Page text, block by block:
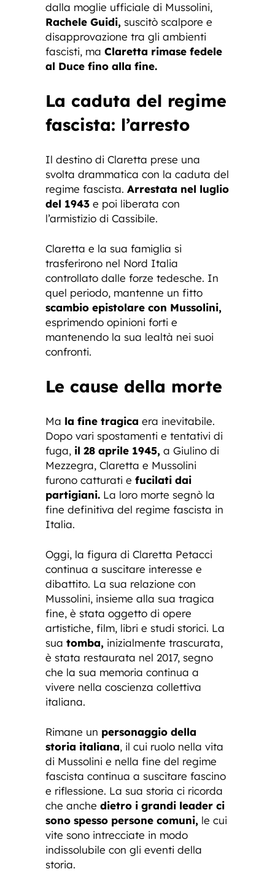
dalla moglie ufficiale di Mussolini,
Rachele Guidi, suscitò scalpore e
disapprovazione tra gli ambienti
fascisti, ma Claretta rimase fedele
al Duce fino alla fine.
La caduta del regime
fascista: l’arresto
Il destino di Claretta prese una
svolta drammatica con la caduta del
regime fascista. Arrestata nel luglio
del 1943 e poi liberata con
l’armistizio di Cassibile.
Claretta e la sua famiglia si
trasferirono nel Nord Italia
controllato dalle forze tedesche. In
quel periodo, mantenne un fitto
scambio epistolare con Mussolini,
esprimendo opinioni forti e
mantenendo la sua lealtà nei suoi
confronti.
Le cause della morte
Ma la fine tragica era inevitabile.
Dopo vari spostamenti e tentativi di
fuga, il 28 aprile 1945, a Giulino di
Mezzegra, Claretta e Mussolini
furono catturati e fucilati dai
partigiani. La loro morte segnò la
fine definitiva del regime fascista in
Italia.
Oggi, la figura di Claretta Petacci
continua a suscitare interesse e
dibattito. La sua relazione con
Mussolini, insieme alla sua tragica
fine, è stata oggetto di opere
artistiche, film, libri e studi storici. La
sua tomba, inizialmente trascurata,
è stata restaurata nel 2017, segno
che la sua memoria continua a
vivere nella coscienza collettiva
italiana.
Rimane un personaggio della
storia italiana, il cui ruolo nella vita
di Mussolini e nella fine del regime
fascista continua a suscitare fascino
e riflessione. La sua storia ci ricorda
che anche dietro i grandi leader ci
sono spesso persone comuni, le cui
vite sono intrecciate in modo
indissolubile con gli eventi della
storia.